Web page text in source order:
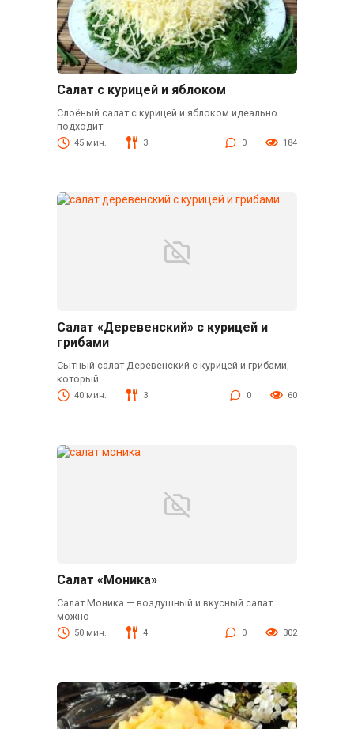
Салат с курицей и яблоком
Слоёный салат с курицей и яблоком идеально
подходит
45 мин. 3 0 184
Салат «Деревенский» с курицей и
грибами
Сытный салат Деревенский с курицей и грибами,
который
40 мин. 3 0 60
Салат «Моника»
Салат Моника — воздушный и вкусный салат
можно
50 мин. 4 0 302